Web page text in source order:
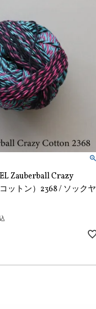
Zauberball Crazy
ットン）2368 / ソックヤ